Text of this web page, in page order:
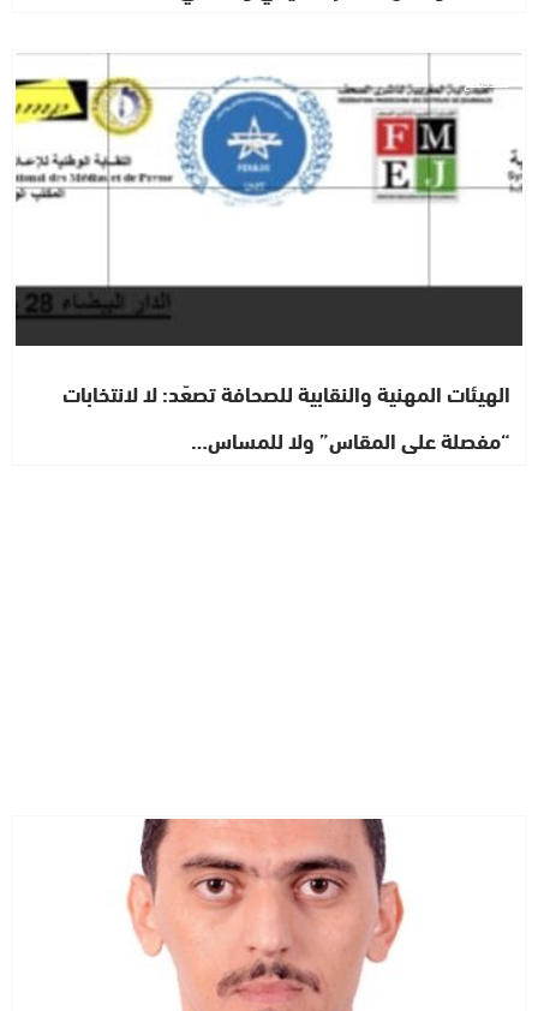
مجتمع
الهيئات المهنية والنقابية للصحافة تصعّد: لا لانتخابات
“مفصلة على المقاس” ولا للمساس…